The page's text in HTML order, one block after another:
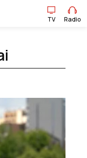
TV Radio